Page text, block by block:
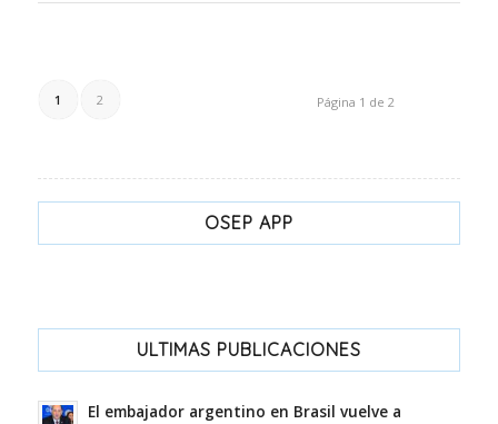
Página 1 de 2
1 2
OSEP APP
ULTIMAS PUBLICACIONES
El embajador argentino en Brasil vuelve a